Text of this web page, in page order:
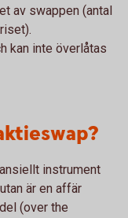
av swappen (antal
kan inte överlåtas
instrument
är en affär
(over the